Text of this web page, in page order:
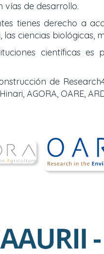
vías de desarrollo.
tienes derecho a
ciencias biológicas,
científicas
de
AGORA, OARE,